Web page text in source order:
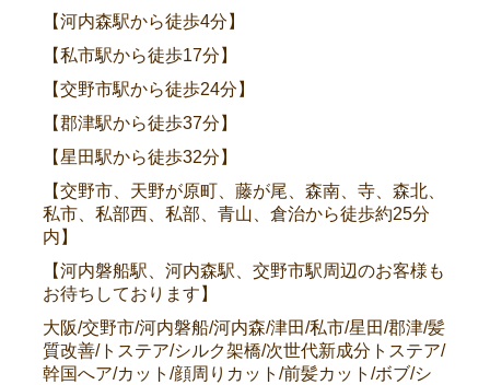
【河内森駅から徒歩4分】
【私市駅から徒歩17分】
【交野市駅から徒歩24分】
【郡津駅から徒歩37分】
【星田駅から徒歩32分】
【交野市、天野が原町、藤が尾、森南、寺、森北、
私市、私部西、私部、青山、倉治から徒歩約25分
内】
【河内磐船駅、河内森駅、交野市駅周辺のお客様も
お待ちしております】
大阪/交野市/河内磐船/河内森/津田/私市/星田/郡津/髪
質改善/トステア/シルク架橋/次世代新成分トステア/
幹国へア/カット/顔周りカット/前髪カット/ボブ/シ